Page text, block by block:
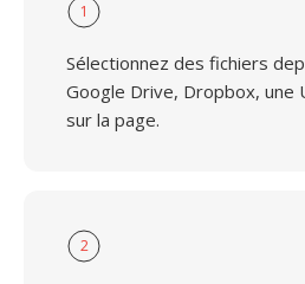
1
Sélectionnez des fichiers
Google Drive, Dropbox, une
sur la page.
2